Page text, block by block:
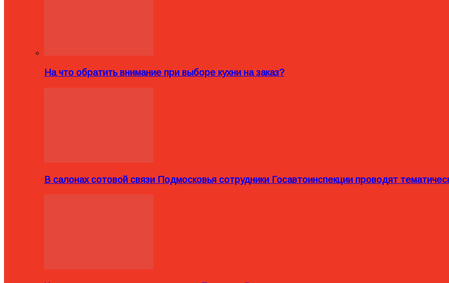
На что обратить внимание при выборе кухни на заказ?
В салонах сотовой связи Подмосковья сотрудники Госавтоинспекции проводят